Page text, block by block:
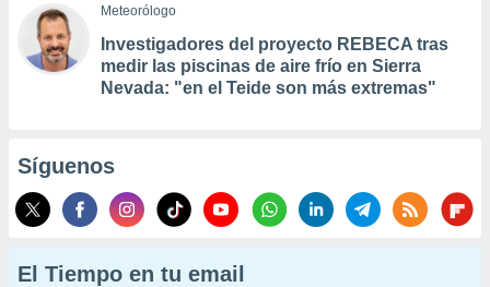
Meteorólogo
Investigadores del proyecto REBECA tras
medir las piscinas de aire frío en Sierra
Nevada: "en el Teide son más extremas"
Síguenos
El Tiempo en tu email